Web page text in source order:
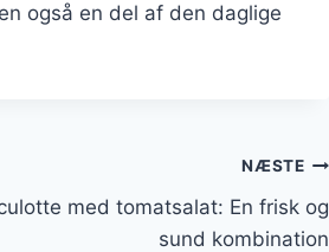
også en del af den daglige
NÆSTE
med tomatsalat: En frisk og
sund kombination